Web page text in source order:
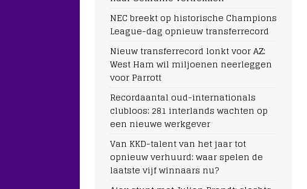
NEC breekt op historische Champions
League-dag opnieuw transferrecord
Nieuw transferrecord lonkt voor AZ:
West Ham wil miljoenen neerleggen
voor Parrott
Recordaantal oud-internationals
clubloos: 281 interlands wachten op
een nieuwe werkgever
Van KKD-talent van het jaar tot
opnieuw verhuurd: waar spelen de
laatste vijf winnaars nu?